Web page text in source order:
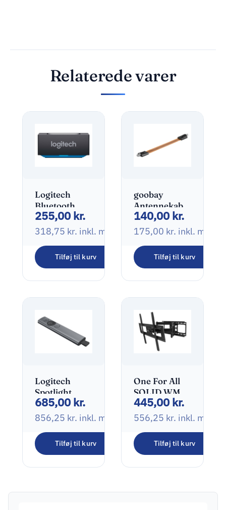
Relaterede varer
Logitech
Bluetooth
trådløs
audiomodtager
255,00 kr.
318,75 kr. inkl. moms
Tilføj til kurv
goobay
Antennekabel
52cm
140,00 kr.
175,00 kr. inkl. moms
Tilføj til kurv
Logitech
Spotlight
Fjernbetjening
til
præsentation
Grå
685,00 kr.
856,25 kr. inkl. moms
Tilføj til kurv
One For All
SOLID WM
4661
Monteringssæt
Fladt panel
32″-84″
445,00 kr.
556,25 kr. inkl. moms
Tilføj til kurv